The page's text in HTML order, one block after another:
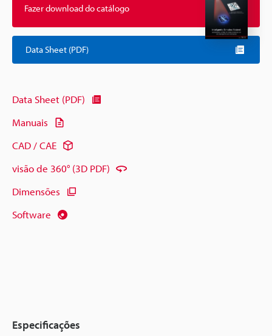
Fazer download do catálogo
Data Sheet (PDF)
Data Sheet (PDF)
Manuais
CAD / CAE
visão de 360° (3D PDF)
Dimensões
Software
Especificações